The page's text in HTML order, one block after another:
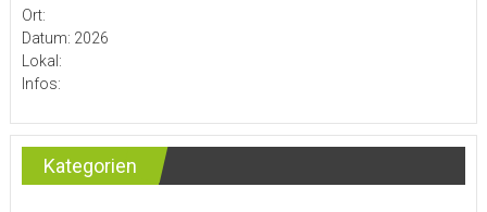
Ort:
Datum: 2026
Lokal:
Infos:
Kategorien